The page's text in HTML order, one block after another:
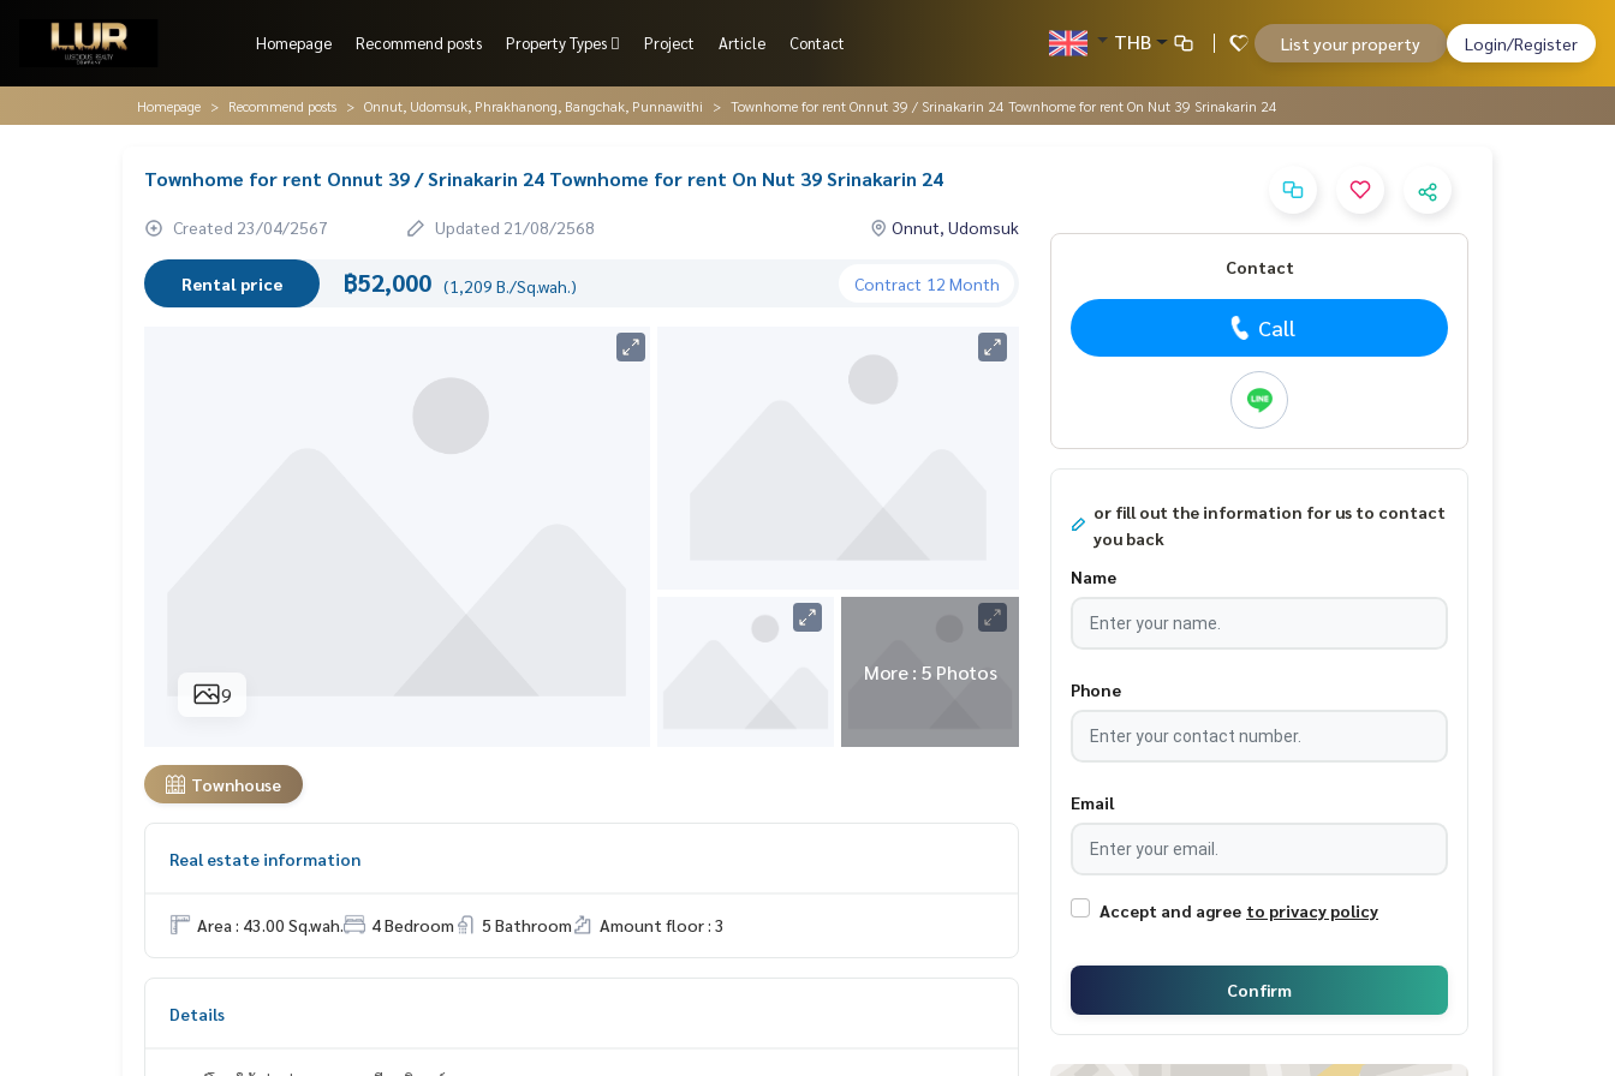
Homepage Recommend posts Property Types Project Article Contact THB List your property Login/Register
Homepage Recommend posts Onnut, Udomsuk, Phrakhanong, Bangchak, Punnawithi Townhome for rent Onnut 39 / Srinakarin 24 Townhome for rent On Nut 39 Srinakarin 24
Townhome for rent Onnut 39 / Srinakarin 24 Townhome for rent On Nut 39 Srinakarin 24
Created 23/04/2567 Updated 21/08/2568 Onnut, Udomsuk
Rental price ฿52,000 (1,209 B./Sq.wah.) Contract 12 Month
9
More : 5 Photos
Townhouse
Real estate information
Area : 43.00 Sq.wah. 4 Bedroom 5 Bathroom Amount floor : 3
Details
Contact
Call
or fill out the information for us to contact
you back
Name
Phone
Email
Accept and agree to privacy policy
Confirm